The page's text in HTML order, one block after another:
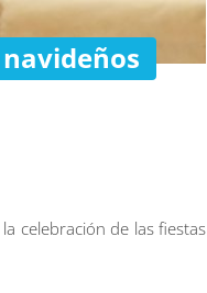
celebración de las fiestas